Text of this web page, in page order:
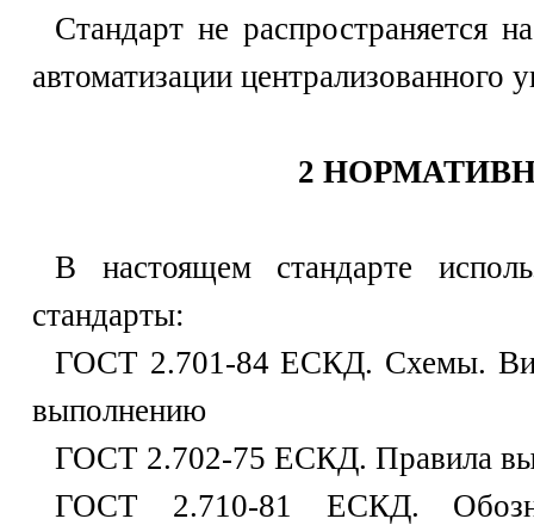
Стандарт не распространяется
автоматизации централизованного
2
В настоящем стандарте
стандарты:
ГОСТ 2.701-84 ЕСКД. Схемы.
выполнению
ГОСТ 2.702-75 ЕСКД. Правила
ГОСТ 2.710-81 ЕСКД.